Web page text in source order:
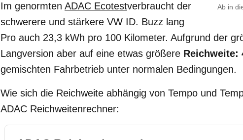
Ab in
Im genormten ADAC Ecotestverbraucht der
schwerere und stärkere VW ID. Buzz lang
Pro auch 23,3 kWh pro 100 Kilometer. Aufgrund der
Langversion aber auf eine etwas größere Reichweite:
gemischten Fahrbetrieb unter normalen Bedingungen.
Wie sich die Reichweite abhängig von Tempo und
ADAC Reichweitenrechner: